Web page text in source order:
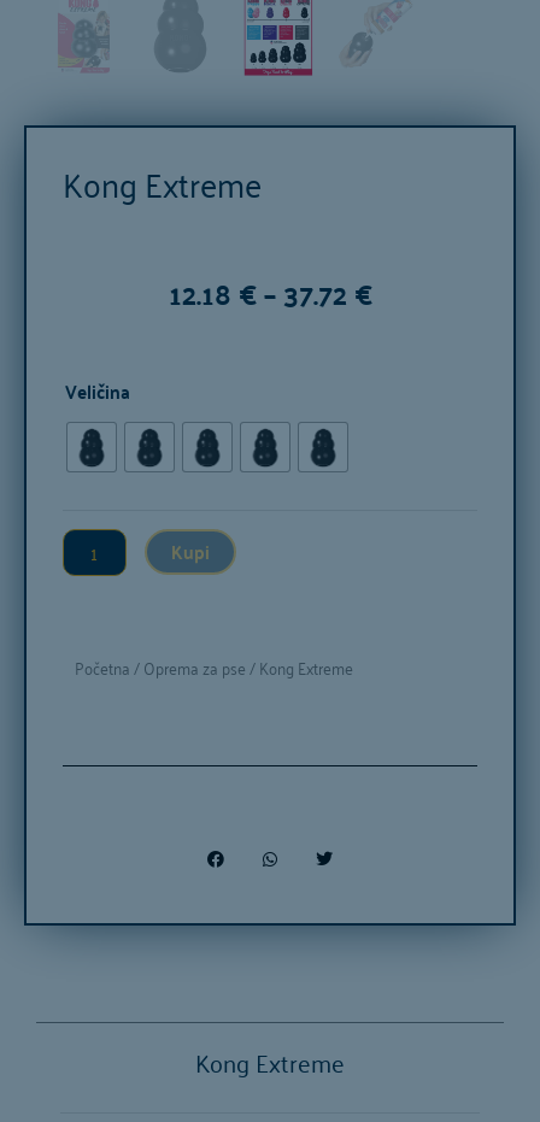
Kong Extreme
12.18€–37.72€Raspon
Veličina
Kong
Extreme
količina
Kupi
Početna/Oprema za pse/ Kong Extreme
Kong Extreme